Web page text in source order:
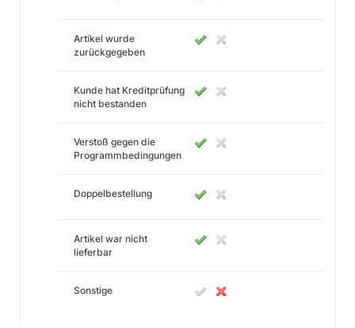
Artikel wurde
zurückgegeben
Kunde hat Kreditprüfung
nicht bestanden
Verstoß gegen die
Programmbedingungen
Doppelbestellung
Artikel war nicht
lieferbar
Sonstige